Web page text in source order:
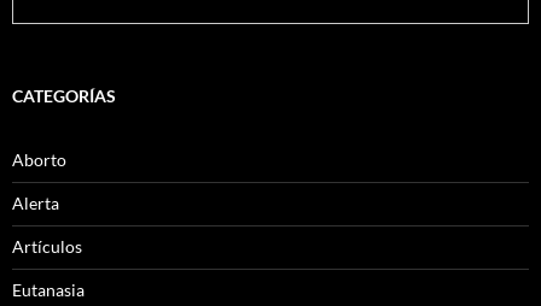
CATEGORÍAS
Aborto
Alerta
Artículos
Eutanasia